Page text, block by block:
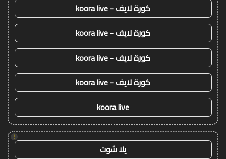
كورة لايف - koora live
كورة لايف - koora live
كورة لايف - koora live
كورة لايف - koora live
koora live
!
يلا شوت